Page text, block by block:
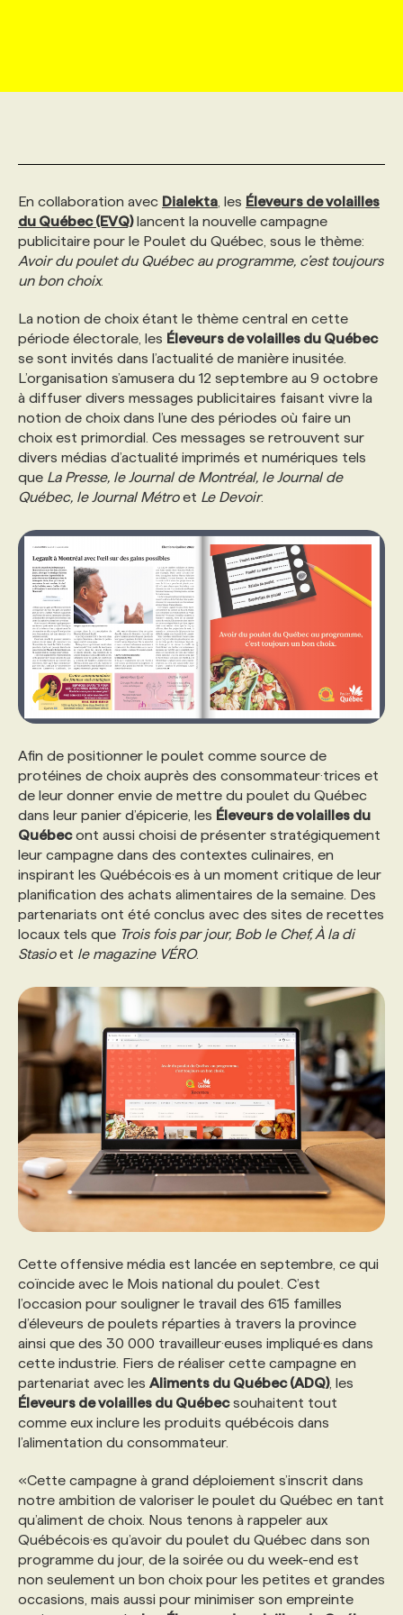
INITIATIVES NUMÉRIQUES
PRIX ET DISTINCTIONS
TENDANCES
MARKETING DURABLE
GEO/SEO
ÉVÉNEMENTIEL
NOS AUTEUR‧RICES
ANNONCEZ AVEC NOUS
PROFIL ENTREPRISE
FAQ
ANNONCEZ AVEC NOUS
PROFIL CANDIDAT
ANNONCEZ AVEC NOUS
NOS PARCOURS DE FORMATIONS
FORMATIONS PERSONNALISÉES
NOS FORMATEUR‧RICES
POURQUOI CHOISIR NOS FORMATIONS
NOS TARIFS
PROGRAMMES DE SUBVENTIONS
FAQ
ANNONCEZ AVEC NOUS
SERVICE DE CHASSE DE TÊTE
NOS TARIFS
NOS EXPERTISES
FAQ
ANNONCEZ AVEC NOUS
En collaboration avec Dialekta , les Éleveurs de volailles
du Québec (EVQ)lancent la nouvelle campagne
publicitaire pour le Poulet du Québec, sous le thème:
Avoir du poulet du Québec au programme, c’est toujours
un bon choix.
La notion de choix étant le thème central en cette
période électorale, les Éleveurs de volailles du Québec
se sont invités dans l’actualité de manière inusitée.
L’organisation s’amusera du 12 septembre au 9 octobre
à diffuser divers messages publicitaires faisant vivre la
notion de choix dans l’une des périodes où faire un
choix est primordial. Ces messages se retrouvent sur
divers médias d’actualité imprimés et numériques tels
que La Presse, le Journal de Montréal, le Journal de
Québec, le Journal Métroet Le Devoir.
Afin de positionner le poulet comme source de
protéines de choix auprès des consommateur·trices et
de leur donner envie de mettre du poulet du Québec
dans leur panier d’épicerie, les Éleveurs de volailles du
Québecont aussi choisi de présenter stratégiquement
leur campagne dans des contextes culinaires, en
inspirant les Québécois·es à un moment critique de leur
planification des achats alimentaires de la semaine. Des
partenariats ont été conclus avec des sites de recettes
locaux tels que Trois fois par jour, Bob le Chef, À la di
Stasioet le magazine VÉRO.
Cette offensive média est lancée en septembre, ce qui
coïncide avec le Mois national du poulet. C’est
l’occasion pour souligner le travail des 615 familles
d’éleveurs de poulets réparties à travers la province
ainsi que des 30 000 travailleur·euses impliqué·es dans
cette industrie. Fiers de réaliser cette campagne en
partenariat avec les Aliments du Québec (ADQ), les
Éleveurs de volailles du Québecsouhaitent tout
comme eux inclure les produits québécois dans
l’alimentation du consommateur.
«Cette campagne à grand déploiement s’inscrit dans
notre ambition de valoriser le poulet du Québec en tant
qu’aliment de choix. Nous tenons à rappeler aux
Québécois·es qu’avoir du poulet du Québec dans son
programme du jour, de la soirée ou du week-end est
non seulement un bon choix pour les petites et grandes
occasions, mais aussi pour minimiser son empreinte